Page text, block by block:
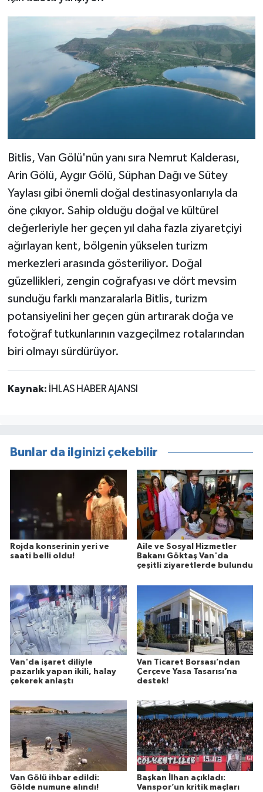
Bitlis, Van Gölü'nün yanı sıra Nemrut Kalderası,
Arin Gölü, Aygır Gölü, Süphan Dağı ve Sütey
Yaylası gibi önemli doğal destinasyonlarıyla da
öne çıkıyor. Sahip olduğu doğal ve kültürel
değerleriyle her geçen yıl daha fazla ziyaretçiyi
ağırlayan kent, bölgenin yükselen turizm
merkezleri arasında gösteriliyor. Doğal
güzellikleri, zengin coğrafyası ve dört mevsim
sunduğu farklı manzaralarla Bitlis, turizm
potansiyelini her geçen gün artırarak doğa ve
fotoğraf tutkunlarının vazgeçilmez rotalarından
biri olmayı sürdürüyor.
Kaynak: İHLAS HABER AJANSI
Bunlar da ilginizi çekebilir
Rojda konserinin yeri ve
saati belli oldu!
Aile ve Sosyal Hizmetler
Bakanı Göktaş Van'da
çeşitli ziyaretlerde bulundu
Van'da işaret diliyle
pazarlık yapan ikili, halay
çekerek anlaştı
Van Ticaret Borsası’ndan
Çerçeve Yasa Tasarısı’na
destek!
Van Gölü ihbar edildi:
Gölde numune alındı!
Başkan İlhan açıkladı:
Vanspor’un kritik maçları